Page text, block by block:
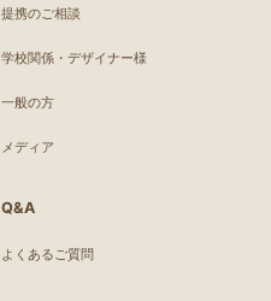
提携のご相談
学校関係・デザイナー様
一般の方
メディア
Q&A
よくあるご質問